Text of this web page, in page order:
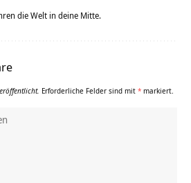
die Welt in deine Mitte.
Erforderliche Felder sind mit * markiert.